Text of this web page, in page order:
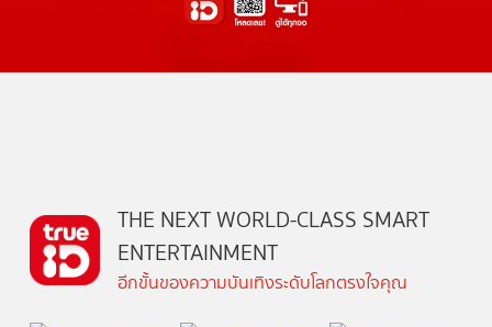
THE NEXT WORLD-CLASS SMART
ENTERTAINMENT
อีกขั้นของความบันเทิงระดับโลกตรงใจคุณ